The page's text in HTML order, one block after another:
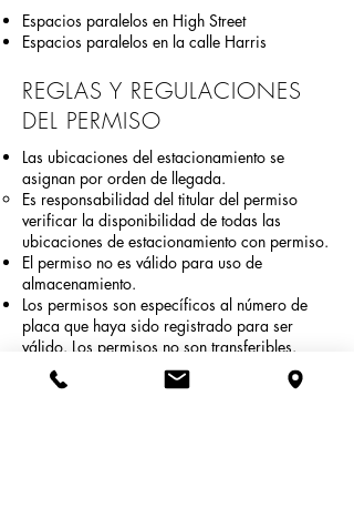
Espacios paralelos en High Street
Espacios paralelos en la calle Harris
REGLAS Y REGULACIONES
DEL PERMISO
Las ubicaciones del estacionamiento se
asignan por orden de llegada.
Es responsabilidad del titular del permiso
verificar la disponibilidad de todas las
ubicaciones de estacionamiento con permiso.
El permiso no es válido para uso de
almacenamiento.
Los permisos son específicos al número de
placa que haya sido registrado para ser
válido. Los permisos no son transferibles.
Es responsabilidad del titular del permiso
verificar si hay señales de mantenimiento